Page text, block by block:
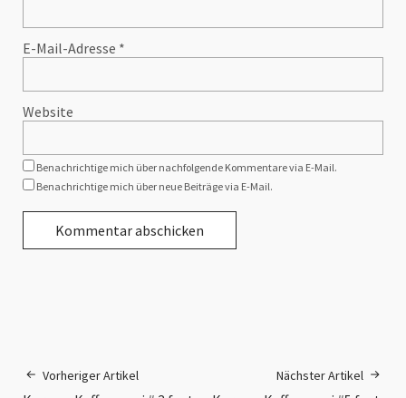
E-Mail-Adresse *
Website
Benachrichtige mich über nachfolgende Kommentare via E-Mail.
Benachrichtige mich über neue Beiträge via E-Mail.
Vorheriger Artikel Nächster Artikel